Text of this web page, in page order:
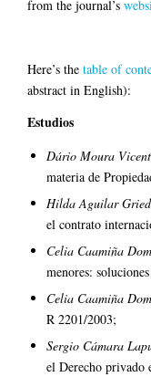
from the journal’s
Here’s the table of
abstract in English):
Estudios
Dário Moura
materia de
Hilda Aguilar
el contrato
Celia Caamiña
menores:
Celia Caamiña
R 2201/2003;
Sergio Cámara
el Derecho privado